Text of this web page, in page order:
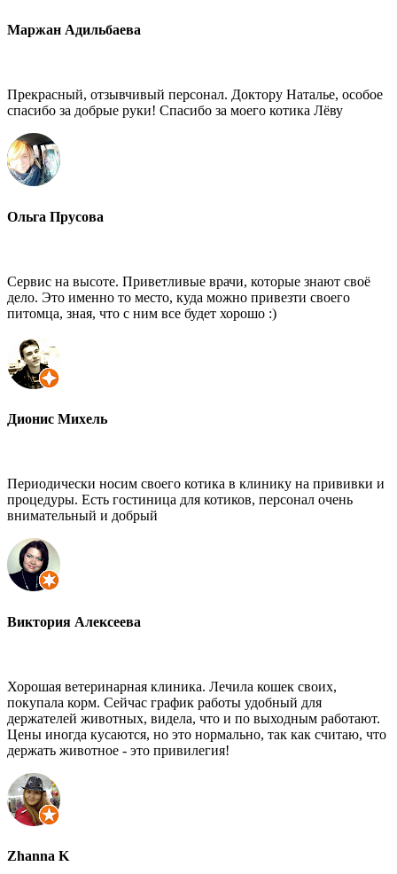
Маржан Адильбаева
Прекрасный, отзывчивый персонал. Доктору Наталье, особое
спасибо за добрые руки! Спасибо за моего котика Лёву
Ольга Прусова
Сервис на высоте. Приветливые врачи, которые знают своё
дело. Это именно то место, куда можно привезти своего
питомца, зная, что с ним все будет хорошо :)
Дионис Михель
Периодически носим своего котика в клинику на прививки и
процедуры. Есть гостиница для котиков, персонал очень
внимательный и добрый
Виктория Алексеева
Хорошая ветеринарная клиника. Лечила кошек своих,
покупала корм. Сейчас график работы удобный для
держателей животных, видела, что и по выходным работают.
Цены иногда кусаются, но это нормально, так как считаю, что
держать животное - это привилегия!
Zhanna K